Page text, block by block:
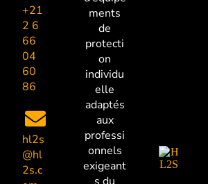
ments
de
protecti
on
individu
elle
adaptés
aux
professi
onnels
exigeant
+21
2 6
66
04
60
86
hl2s
@hl
2s.c